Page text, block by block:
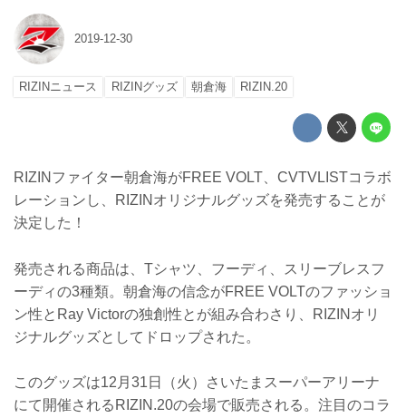
2019-12-30
RIZINニュース RIZINグッズ 朝倉海 RIZIN.20
RIZINファイター朝倉海がFREE VOLT、CVTVLISTコラボ
レーションし、RIZINオリジナルグッズを発売することが
決定した！
発売される商品は、Tシャツ、フーディ、スリーブレスフ
ーディの3種類。朝倉海の信念がFREE VOLTのファッショ
ン性とRay Victorの独創性とが組み合わさり、RIZINオリ
ジナルグッズとしてドロップされた。
このグッズは12月31日（火）さいたまスーパーアリーナ
にて開催されるRIZIN.20の会場で販売される。注目のコラ